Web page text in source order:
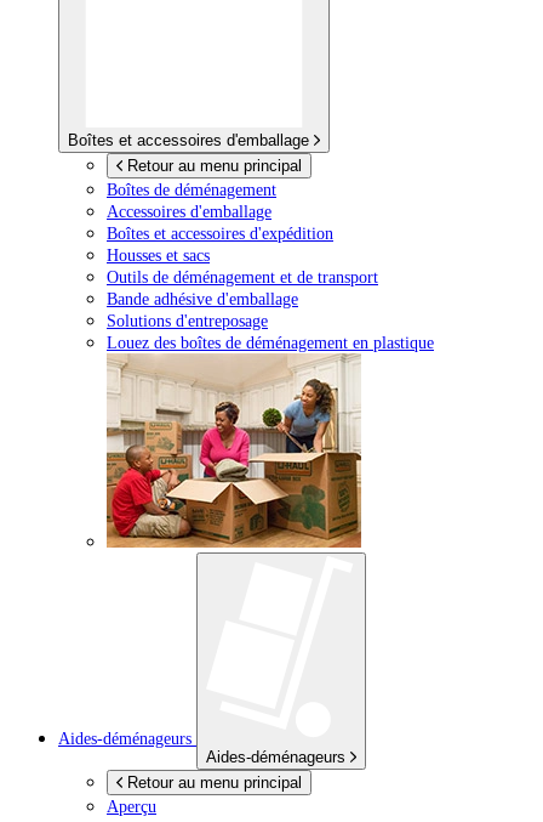
Boîtes et accessoires d'emballage
Retour au menu principal
Boîtes de déménagement
Accessoires d'emballage
Boîtes et accessoires d'expédition
Housses et sacs
Outils de déménagement et de transport
Bande adhésive d'emballage
Solutions d'entreposage
Louez des boîtes de déménagement en plastique
Aides-déménageurs
Aides-déménageurs
Retour au menu principal
Aperçu